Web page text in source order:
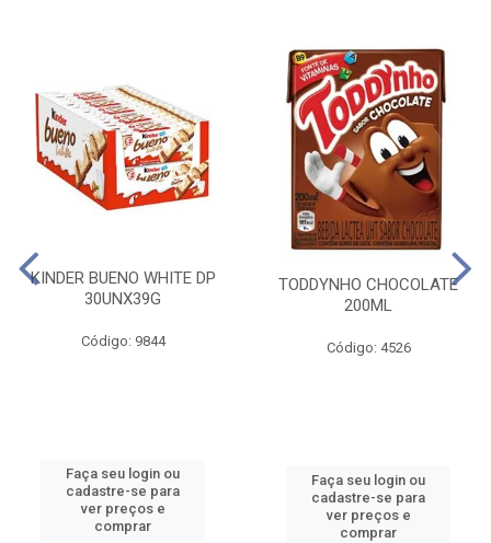
KINDER BUENO WHITE DP
30UNX39G
Código: 9844
Faça seu login ou
cadastre-se para
ver preços e
comprar
TODDYNHO CHOCOLATE
200ML
Código: 4526
Faça seu login ou
cadastre-se para
ver preços e
comprar